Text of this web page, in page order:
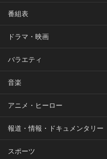
番組表
ドラマ・映画
バラエティ
音楽
アニメ・ヒーロー
報道・情報・ドキュメンタリー
スポーツ